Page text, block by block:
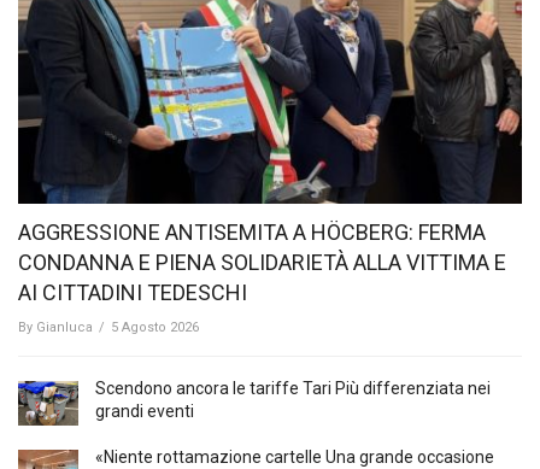
AGGRESSIONE ANTISEMITA A HÖCBERG: FERMA
CONDANNA E PIENA SOLIDARIETÀ ALLA VITTIMA E
AI CITTADINI TEDESCHI
By Gianluca / 5 Agosto 2026
Scendono ancora le tariffe Tari Più differenziata nei
grandi eventi
«Niente rottamazione cartelle Una grande occasione